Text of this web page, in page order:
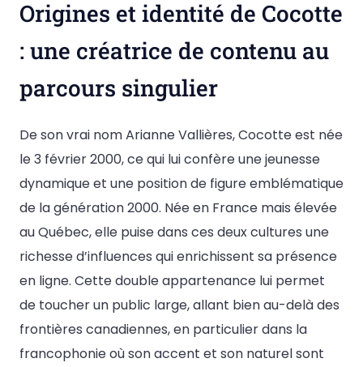
Origines et identité de Cocotte
: une créatrice de contenu au
parcours singulier
De son vrai nom Arianne Vallières, Cocotte est née
le 3 février 2000, ce qui lui confère une jeunesse
dynamique et une position de figure emblématique
de la génération 2000. Née en France mais élevée
au Québec, elle puise dans ces deux cultures une
richesse d’influences qui enrichissent sa présence
en ligne. Cette double appartenance lui permet
de toucher un public large, allant bien au-delà des
frontières canadiennes, en particulier dans la
francophonie où son accent et son naturel sont